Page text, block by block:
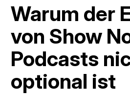
Warum der
von Show
Podcasts
optional ist